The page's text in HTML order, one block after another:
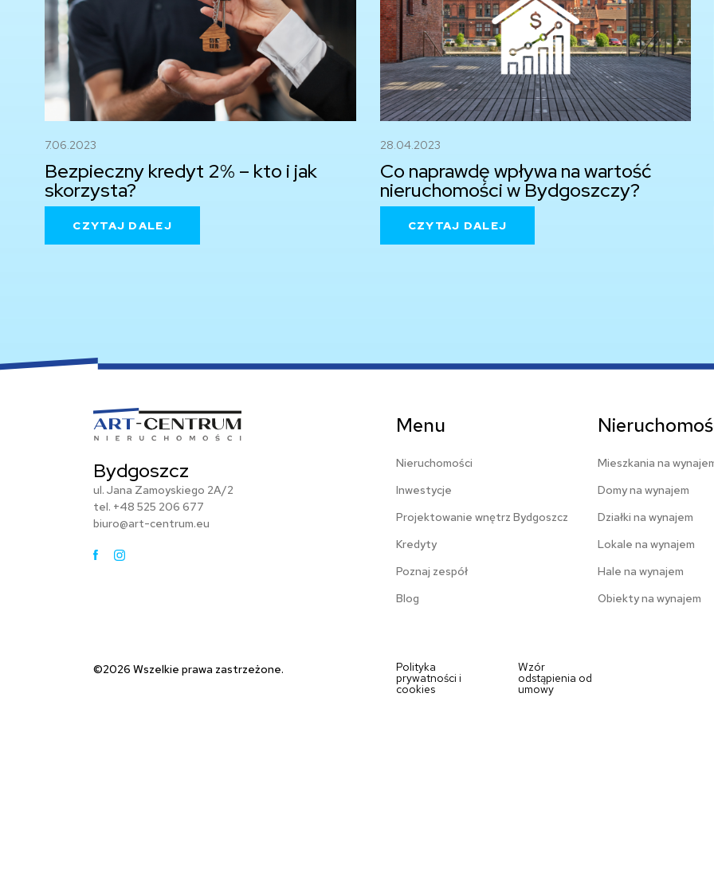
7.06.2023
Bezpieczny kredyt 2% – kto i jak
skorzysta?
CZYTAJ DALEJ
28.04.2023
Co naprawdę wpływa na wartość
nieruchomości w Bydgoszczy?
CZYTAJ DALEJ
Bydgoszcz
ul. Jana Zamoyskiego 2A/2
tel. +48 525 206 677
biuro@art-centrum.eu
Facebook
Instagram
Menu
Nieruchomości
Inwestycje
Projektowanie wnętrz Bydgoszcz
Kredyty
Poznaj zespół
Blog
Mieszkania na
Domy na wynajem
Działki na wynajem
Lokale na wynajem
Hale na wynajem
Obiekty na wynajem
©2026 Wszelkie prawa zastrzeżone. Polityka
prywatności i
cookies
Wzór
odstąpienia od
umowy